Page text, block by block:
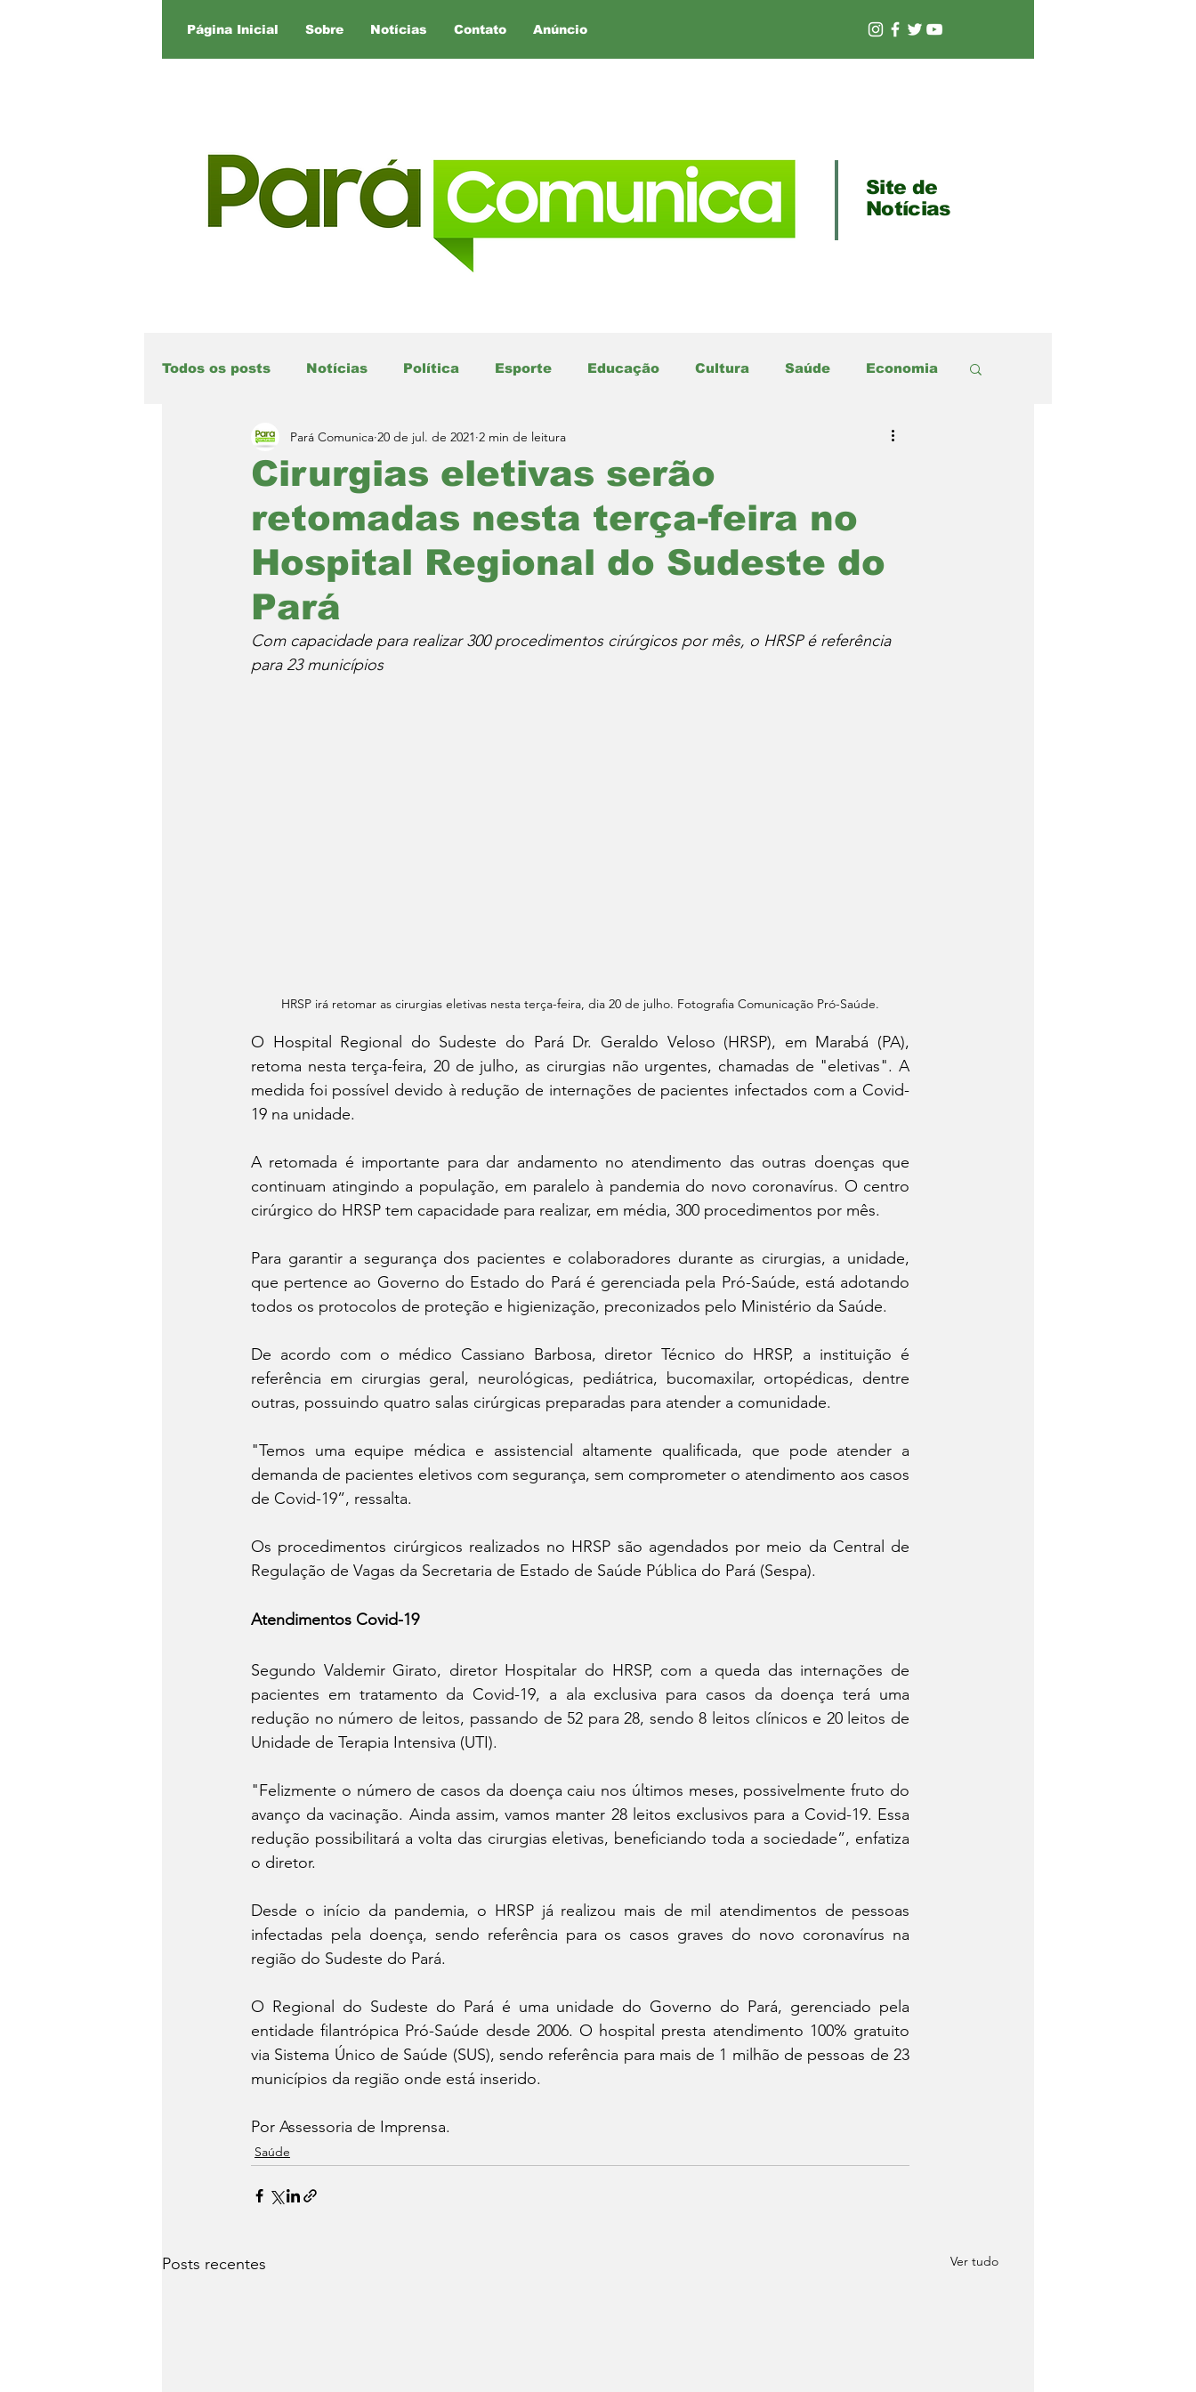
Página Inicial Sobre Notícias Contato Anúncio
Site de
Notícias
Todos os posts Notícias Política Esporte Educação Cultura Saúde Economia
Cirurgias eletivas serão
retomadas nesta terça-feira no
Hospital Regional do Sudeste do
Pará
Pará Comunica 20 de jul. de 2021 2 min de leitura
Com capacidade para realizar 300 procedimentos cirúrgicos por mês, o HRSP é referência
para 23 municípios
HRSP irá retomar as cirurgias eletivas nesta terça-feira, dia 20 de julho. Fotografia Comunicação Pró-Saúde.
O Hospital Regional do Sudeste do Pará Dr. Geraldo Veloso (HRSP), em Marabá (PA),
retoma nesta terça-feira, 20 de julho, as cirurgias não urgentes, chamadas de "eletivas". A
medida foi possível devido à redução de internações de pacientes infectados com a Covid-
19 na unidade.
A retomada é importante para dar andamento no atendimento das outras doenças que
continuam atingindo a população, em paralelo à pandemia do novo coronavírus. O centro
cirúrgico do HRSP tem capacidade para realizar, em média, 300 procedimentos por mês.
Para garantir a segurança dos pacientes e colaboradores durante as cirurgias, a unidade,
que pertence ao Governo do Estado do Pará é gerenciada pela Pró-Saúde, está adotando
todos os protocolos de proteção e higienização, preconizados pelo Ministério da Saúde.
De acordo com o médico Cassiano Barbosa, diretor Técnico do HRSP, a instituição é
referência em cirurgias geral, neurológicas, pediátrica, bucomaxilar, ortopédicas, dentre
outras, possuindo quatro salas cirúrgicas preparadas para atender a comunidade.
"Temos uma equipe médica e assistencial altamente qualificada, que pode atender a
demanda de pacientes eletivos com segurança, sem comprometer o atendimento aos casos
de Covid-19”, ressalta.
Os procedimentos cirúrgicos realizados no HRSP são agendados por meio da Central de
Regulação de Vagas da Secretaria de Estado de Saúde Pública do Pará (Sespa).
Atendimentos Covid-19
Segundo Valdemir Girato, diretor Hospitalar do HRSP, com a queda das internações de
pacientes em tratamento da Covid-19, a ala exclusiva para casos da doença terá uma
redução no número de leitos, passando de 52 para 28, sendo 8 leitos clínicos e 20 leitos de
Unidade de Terapia Intensiva (UTI).
"Felizmente o número de casos da doença caiu nos últimos meses, possivelmente fruto do
avanço da vacinação. Ainda assim, vamos manter 28 leitos exclusivos para a Covid-19. Essa
redução possibilitará a volta das cirurgias eletivas, beneficiando toda a sociedade”, enfatiza
o diretor.
Desde o início da pandemia, o HRSP já realizou mais de mil atendimentos de pessoas
infectadas pela doença, sendo referência para os casos graves do novo coronavírus na
região do Sudeste do Pará.
O Regional do Sudeste do Pará é uma unidade do Governo do Pará, gerenciado pela
entidade filantrópica Pró-Saúde desde 2006. O hospital presta atendimento 100% gratuito
via Sistema Único de Saúde (SUS), sendo referência para mais de 1 milhão de pessoas de 23
municípios da região onde está inserido.
Por Assessoria de Imprensa.
Saúde
Posts recentes Ver tudo